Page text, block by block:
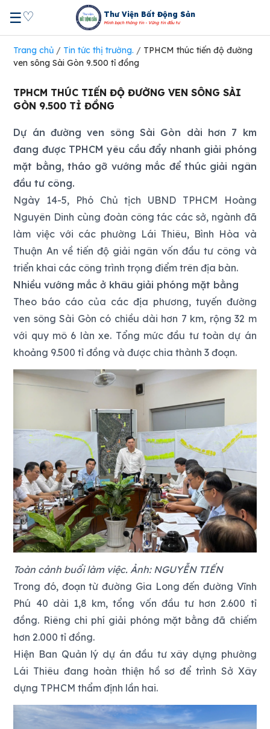
☰♡ Thư Viện Bất Động Sản
Minh bạch thông tin - Vững tin đầu tư
Trang chủ / Tin tức thị trường. / TPHCM thúc tiến độ đường
ven sông Sài Gòn 9.500 tỉ đồng
TPHCM THÚC TIẾN ĐỘ ĐƯỜNG VEN SÔNG SÀI
GÒN 9.500 TỈ ĐỒNG
Dự án đường ven sông Sài Gòn dài hơn 7 km
đang được TPHCM yêu cầu đẩy nhanh giải phóng
mặt bằng, tháo gỡ vướng mắc để thúc giải ngân
đầu tư công.
Ngày 14-5, Phó Chủ tịch UBND TPHCM Hoàng
Nguyên Dinh cùng đoàn công tác các sở, ngành đã
làm việc với các phường Lái Thiêu, Bình Hòa và
Thuận An về tiến độ giải ngân vốn đầu tư công và
triển khai các công trình trọng điểm trên địa bàn.
Nhiều vướng mắc ở khâu giải phóng mặt bằng
Theo báo cáo của các địa phương, tuyến đường
ven sông Sài Gòn có chiều dài hơn 7 km, rộng 32 m
với quy mô 6 làn xe. Tổng mức đầu tư toàn dự án
khoảng 9.500 tỉ đồng và được chia thành 3 đoạn.
Toàn cảnh buổi làm việc. Ảnh: NGUYỄN TIẾN
Trong đó, đoạn từ đường Gia Long đến đường Vĩnh
Phú 40 dài 1,8 km, tổng vốn đầu tư hơn 2.600 tỉ
đồng. Riêng chi phí giải phóng mặt bằng đã chiếm
hơn 2.000 tỉ đồng.
Hiện Ban Quản lý dự án đầu tư xây dựng phường
Lái Thiêu đang hoàn thiện hồ sơ để trình Sở Xây
dựng TPHCM thẩm định lần hai.